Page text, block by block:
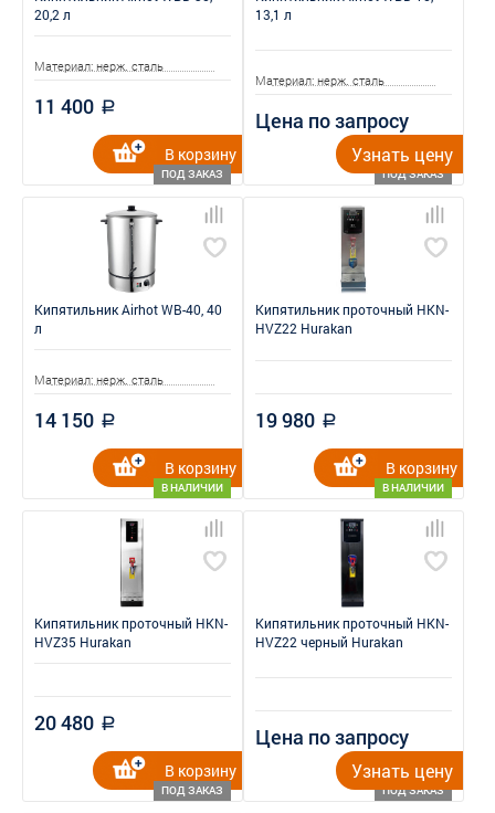
20,2 л
Материал: нерж. сталь
11 400 a
ПОД ЗАКАЗ
В корзину
13,1 л
Материал: нерж. сталь
Цена по запросу
ПОД ЗАКАЗ
Узнать цену
Кипятильник Airhot WB-40, 40
л
Материал: нерж. сталь
14 150 a
В НАЛИЧИИ
В корзину
Кипятильник проточный HKN-
HVZ22 Hurakan
19 980 a
В НАЛИЧИИ
В корзину
Кипятильник проточный HKN-
HVZ35 Hurakan
20 480 a
ПОД ЗАКАЗ
В корзину
Кипятильник проточный HKN-
HVZ22 черный Hurakan
Цена по запросу
ПОД ЗАКАЗ
Узнать цену